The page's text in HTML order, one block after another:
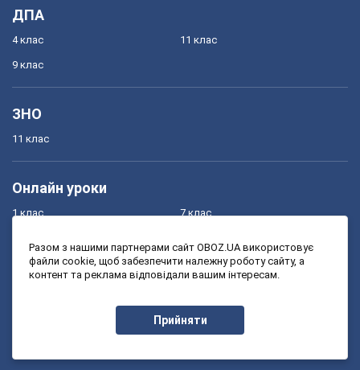
ДПА
4 клас
9 клас
11 клас
ЗНО
11 клас
Онлайн уроки
1 клас
3 клас
7 клас
9 клас
Разом з нашими партнерами сайт OBOZ.UA використовує
файли cookie, щоб забезпечити належну роботу сайту, а
контент та реклама відповідали вашим інтересам.
Прийняти